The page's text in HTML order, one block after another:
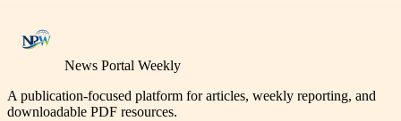
News Portal Weekly
A publication-focused platform for articles, weekly reporting, and
downloadable PDF resources.